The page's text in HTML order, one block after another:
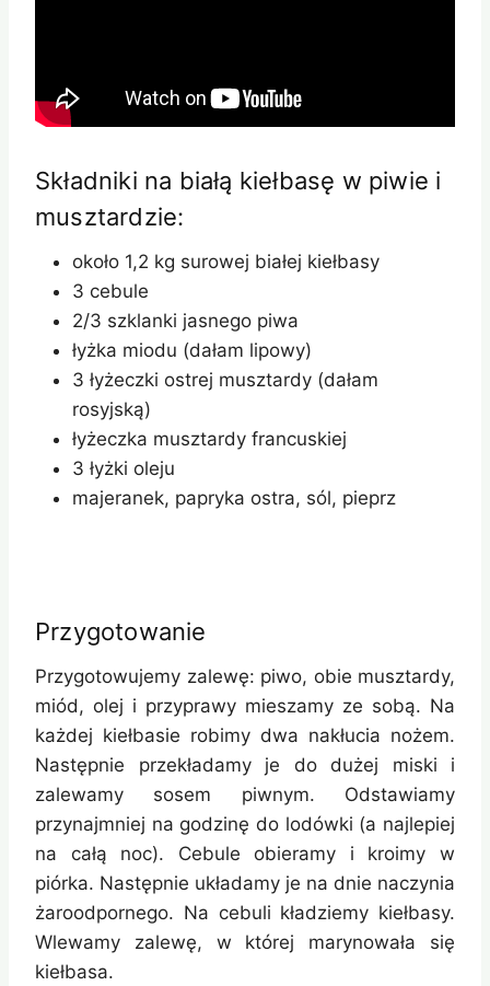
Składniki na białą kiełbasę w piwie i
musztardzie:
około 1,2 kg surowej białej kiełbasy
3 cebule
2/3 szklanki jasnego piwa
łyżka miodu (dałam lipowy)
3 łyżeczki ostrej musztardy (dałam
rosyjską)
łyżeczka musztardy francuskiej
3 łyżki oleju
majeranek, papryka ostra, sól, pieprz
Przygotowanie
Przygotowujemy zalewę: piwo, obie musztardy,
miód, olej i przyprawy mieszamy ze sobą. Na
każdej kiełbasie robimy dwa nakłucia nożem.
Następnie przekładamy je do dużej miski i
zalewamy sosem piwnym. Odstawiamy
przynajmniej na godzinę do lodówki (a najlepiej
na całą noc). Cebule obieramy i kroimy w
piórka. Następnie układamy je na dnie naczynia
żaroodpornego. Na cebuli kładziemy kiełbasy.
Wlewamy zalewę, w której marynowała się
kiełbasa.